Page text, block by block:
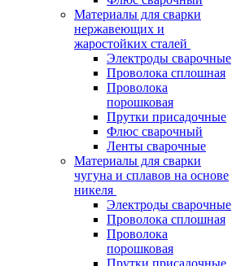
Материалы для сварки
нержавеющих и
жаростойких сталей
Электроды сварочные
Проволока сплошная
Проволока
порошковая
Прутки присадочные
Флюс сварочный
Ленты сварочные
Материалы для сварки
чугуна и сплавов на основе
никеля
Электроды сварочные
Проволока сплошная
Проволока
порошковая
Прутки присадочные